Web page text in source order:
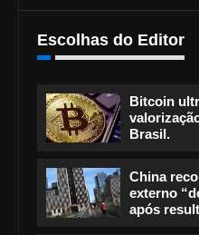
Escolhas do Editor
Bitcoin
Brasil.
China
externo
após